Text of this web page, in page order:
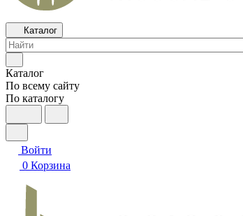
Каталог
Каталог
По всему сайту
По каталогу
Войти
0 Корзина